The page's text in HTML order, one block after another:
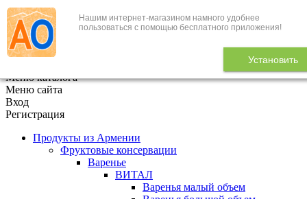
Нашим интернет-магазином намного удобнее
пользоваться с помощью бесплатного приложения!
Установить
+7 (495) 646-888-1
В корзине 0
Меню каталога
Меню сайта
Вход
Регистрация
Продукты из Армении
Фруктовые консервации
Варенье
ВИТАЛ
Варенья малый объем